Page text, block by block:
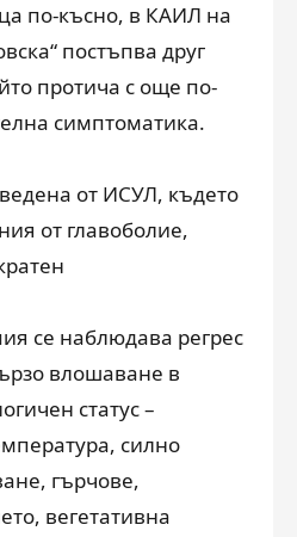
по-късно, в КАИЛ на
постъпва друг
протича с още по-
симптоматика.
от ИСУЛ, където
от главоболие,
тен
се наблюдава регрес
влошаване в
статус –
силно
гърчове,
вегетативна